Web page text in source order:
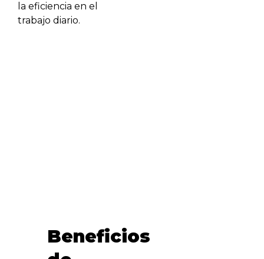
la eficiencia en el
trabajo diario.
Beneficios